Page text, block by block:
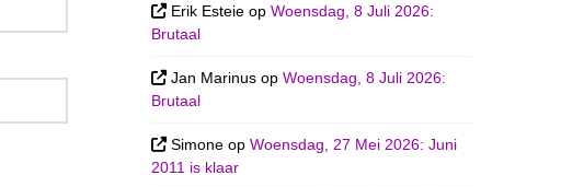
Erik Esteie opWoensdag, 8 Juli 2026:
Brutaal
Jan Marinus opWoensdag, 8 Juli 2026:
Brutaal
Simone opWoensdag, 27 Mei 2026: Juni
2011 is klaar